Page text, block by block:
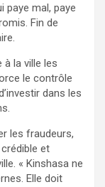
paye mal, paye
Fin de
la ville les
le contrôle
dans les
les fraudeurs,
et
« Kinshasa ne
Elle doit